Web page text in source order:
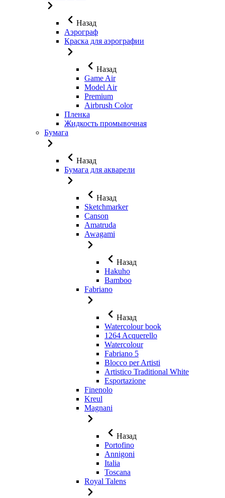
Назад
Аэрограф
Краска для аэрографии
Назад
Game Air
Model Air
Premium
Airbrush Color
Пленка
Жидкость промывочная
Бумага
Назад
Бумага для акварели
Назад
Sketchmarker
Canson
Amatruda
Awagami
Назад
Hakuho
Bamboo
Fabriano
Назад
Watercolour book
1264 Acquerello
Watercolour
Fabriano 5
Blocco per Artisti
Artistico Traditional White
Esportazione
Finenolo
Kreul
Magnani
Назад
Portofino
Annigoni
Italia
Toscana
Royal Talens